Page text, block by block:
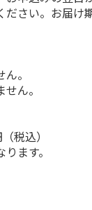
日本人最多53試
続出塁記念 コ
…
ださい。お届け
。
ん。
税込）
ます。